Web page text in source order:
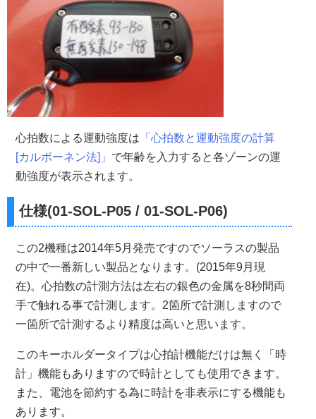
心拍数による運動強度は 「心拍数と運動強度の計算
[カルボーネン法]」 で年齢を入力すると各ゾーンの運
動強度が表示されます。
仕様(01-SOL-P05 / 01-SOL-P06)
この2機種は2014年5月発売ですのでソーラスの製品
の中で一番新しい製品となります。(2015年9月現
在)。心拍数の計測方法は左右の銀色の金属を8秒間両
手で触れる事で計測します。2箇所で計測しますので
一箇所で計測するより精度は高いと思います。
このキーホルダータイプは心拍計機能だけは無く「時
計」機能もありますので時計としても使用できます。
また、電池を節約する為に時計を非表示にする機能も
あります。